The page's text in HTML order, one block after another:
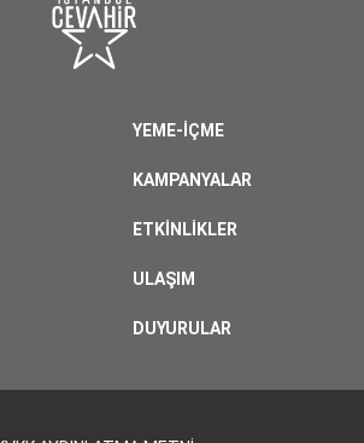
YEME-İÇME
KAMPANYALAR
ETKINLIKLER
ULAŞIM
DUYURULAR